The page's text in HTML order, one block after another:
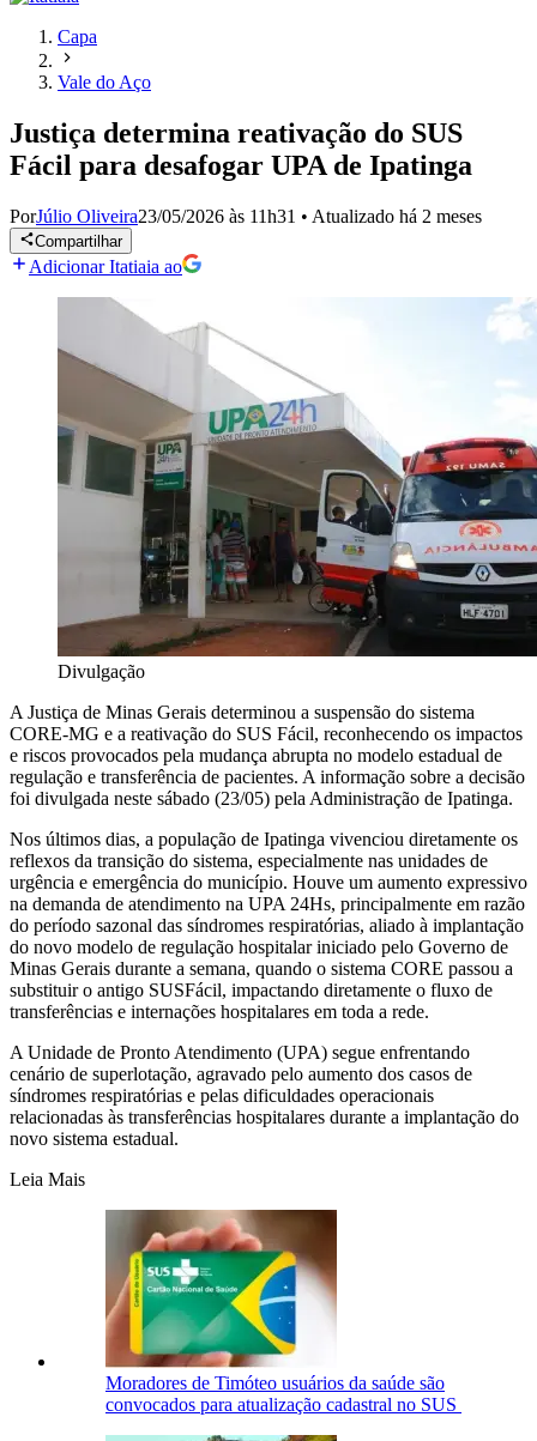
Capa
Vale do Aço
Justiça determina reativação do SUS
Fácil para desafogar UPA de Ipatinga
PorJúlio Oliveira23/05/2026 às 11h31 • Atualizado há 2 meses
Compartilhar
Adicionar Itatiaia ao
Divulgação
A Justiça de Minas Gerais determinou a suspensão do sistema
CORE-MG e a reativação do SUS Fácil, reconhecendo os impactos
e riscos provocados pela mudança abrupta no modelo estadual de
regulação e transferência de pacientes. A informação sobre a decisão
foi divulgada neste sábado (23/05) pela Administração de Ipatinga.
Nos últimos dias, a população de Ipatinga vivenciou diretamente os
reflexos da transição do sistema, especialmente nas unidades de
urgência e emergência do município. Houve um aumento expressivo
na demanda de atendimento na UPA 24Hs, principalmente em razão
do período sazonal das síndromes respiratórias, aliado à implantação
do novo modelo de regulação hospitalar iniciado pelo Governo de
Minas Gerais durante a semana, quando o sistema CORE passou a
substituir o antigo SUSFácil, impactando diretamente o fluxo de
transferências e internações hospitalares em toda a rede.
A Unidade de Pronto Atendimento (UPA) segue enfrentando
cenário de superlotação, agravado pelo aumento dos casos de
síndromes respiratórias e pelas dificuldades operacionais
relacionadas às transferências hospitalares durante a implantação do
novo sistema estadual.
Leia Mais
Moradores de Timóteo usuários da saúde são
convocados para atualização cadastral no SUS